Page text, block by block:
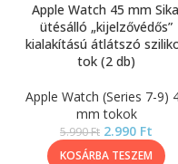
Apple Watch 45 mm
ütésálló „kijelzővédős”
kialakítású átlátszó
tok (2 db)
Apple Watch (Series 7-9)
mm tokok
5.990Ft 2.990 Ft
KOSÁRBA TESZEM